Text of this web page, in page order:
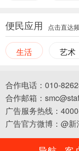
便民应用 点击直达
生活 艺术
合作电话：010-
合作邮箱：
广告服务热线：
广告官方微博：@